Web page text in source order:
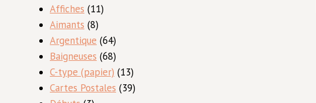
produits
Affiches 1111
Aimants 88
produits
Argentique 6464
produits
Baigneuses 6868
produits
C-type (papier) 1313
produits
Cartes Postales 3939